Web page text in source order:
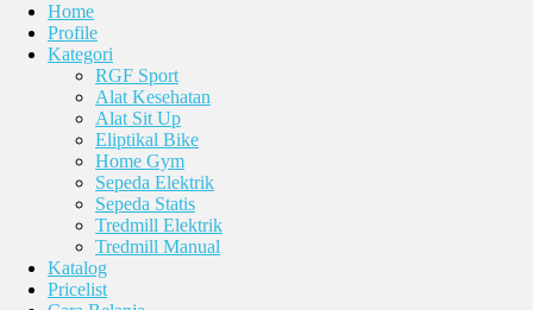
Home
Profile
Kategori
RGF Sport
Alat Kesehatan
Alat Sit Up
Eliptikal Bike
Home Gym
Sepeda Elektrik
Sepeda Statis
Tredmill Elektrik
Tredmill Manual
Katalog
Pricelist